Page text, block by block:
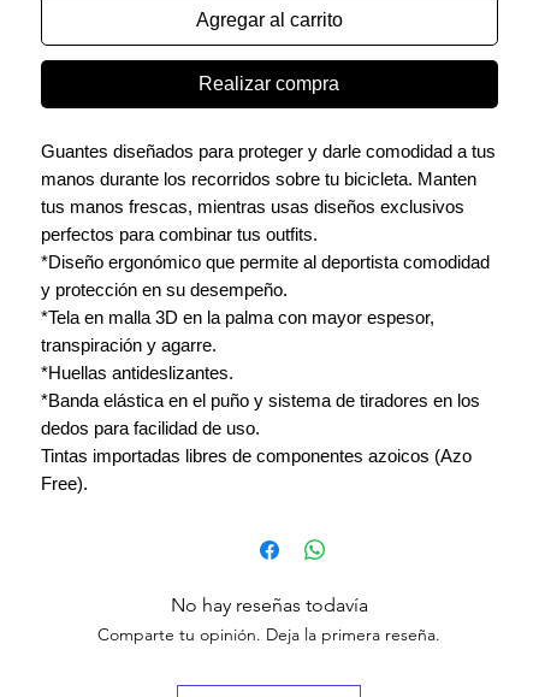
Agregar al carrito
Realizar compra
Guantes diseñados para proteger y darle comodidad a tus
manos durante los recorridos sobre tu bicicleta. Manten
tus manos frescas, mientras usas diseños exclusivos
perfectos para combinar tus outfits.
*Diseño ergonómico que permite al deportista comodidad
y protección en su desempeño.
*Tela en malla 3D en la palma con mayor espesor,
transpiración y agarre.
*Huellas antideslizantes.
*Banda elástica en el puño y sistema de tiradores en los
dedos para facilidad de uso.
Tintas importadas libres de componentes azoicos (Azo
Free).
No hay reseñas todavía
Comparte tu opinión. Deja la primera reseña.